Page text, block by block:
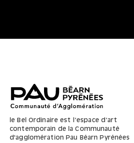
le Bel Ordinaire est l’espace d’art
contemporain de la Communauté
d'agglomération Pau Béarn Pyrénées